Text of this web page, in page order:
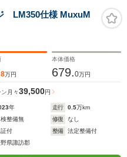
LM350仕様 MuxuM
8万円
本体価格
679.0万円
月々39,500円
年 走行 0.5万km
整備無 修復
なし
付 整備
法定整備付
県諏訪郡